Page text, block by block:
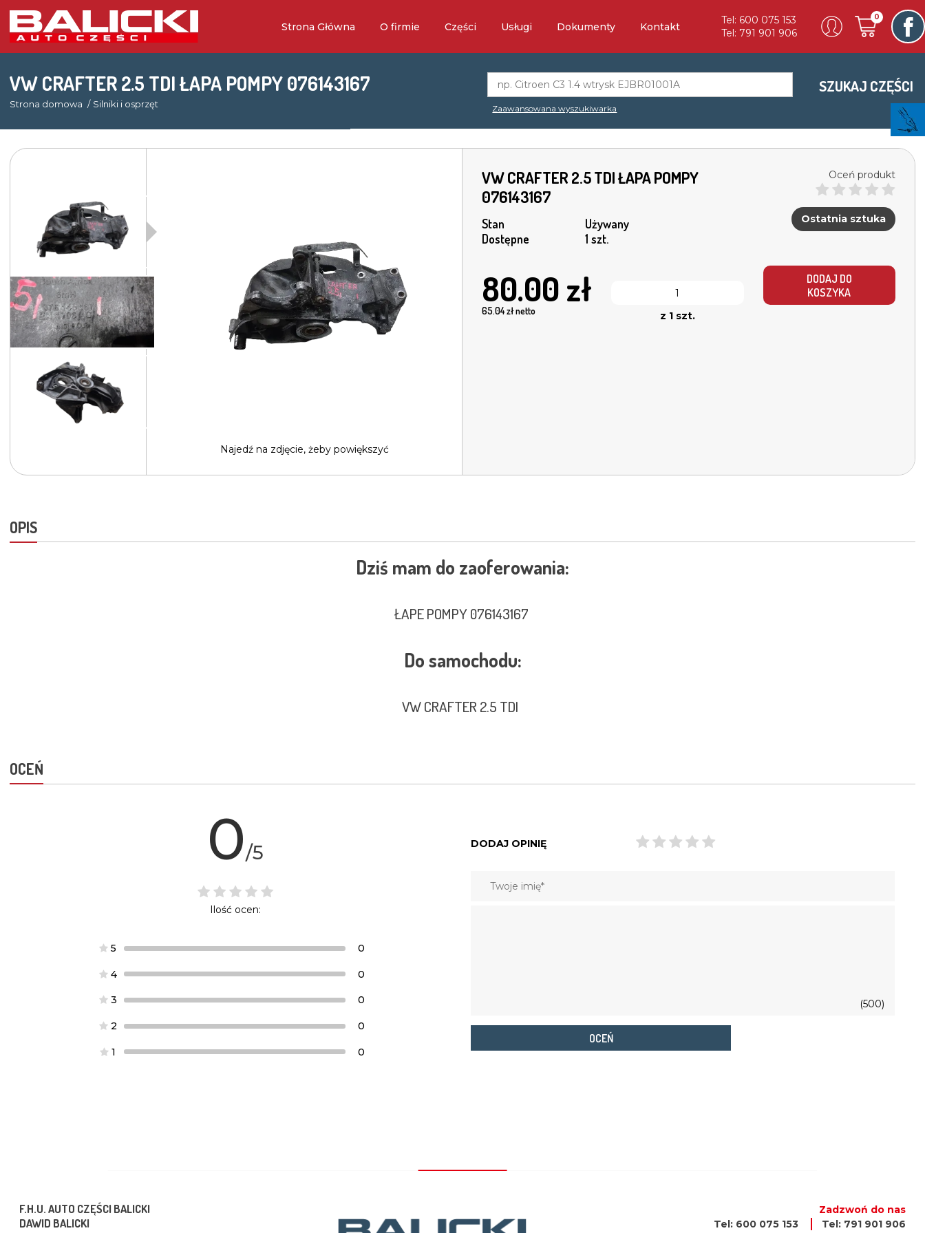
Strona Główna O firmie Części Usługi Dokumenty Kontakt
Tel: 600 075 153
Tel: 791 901 906
0
VW CRAFTER 2.5 TDI ŁAPA POMPY 076143167
Strona domowa Silniki i osprzęt Zaawansowana wyszukiwarka
SZUKAJ CZĘŚCI
Najedź na zdjęcie, żeby powiększyć
VW CRAFTER 2.5 TDI ŁAPA POMPY
076143167
Stan
Używany
Dostępne
1 szt.
Oceń produkt
Ostatnia sztuka
80.00 zł
65.04zł netto z 1 szt.
DODAJ DO
KOSZYKA
OPIS
Dziś mam do zaoferowania:
ŁAPE POMPY 076143167
Do samochodu:
VW CRAFTER 2.5 TDI
OCEŃ
0/5
Ilość ocen:
5 0
4 0
3 0
2 0
1 0
DODAJ OPINIĘ
(500)
OCEŃ
F.H.U. AUTO CZĘŚCI BALICKI
DAWID BALICKI
Zadzwoń do nas
Tel: 600 075 153
Tel: 791 901 906